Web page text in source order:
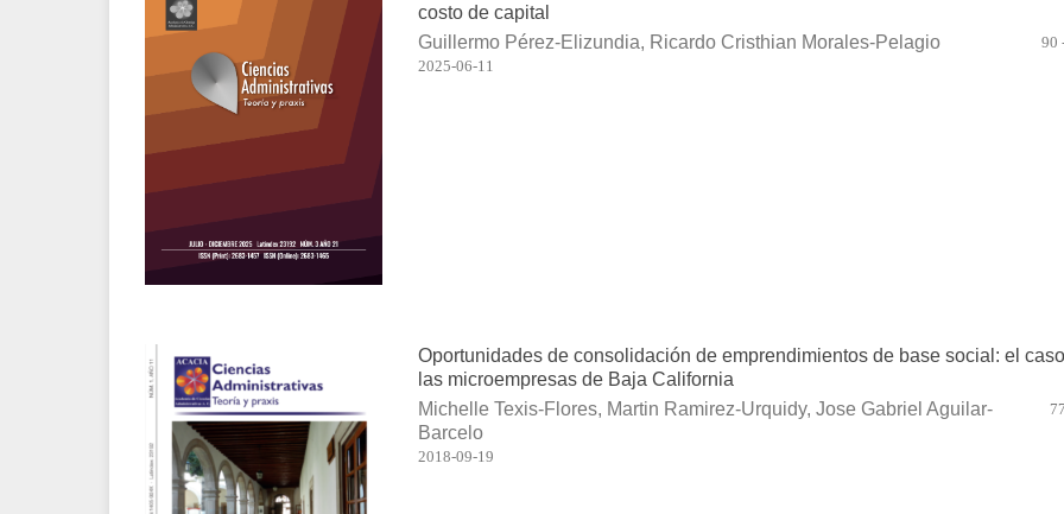
costo de capital
Guillermo Pérez-Elizundia, Ricardo Cristhian Morales-Pelagio
90
2025-06-11
Oportunidades de consolidación de emprendimientos de base social: el
las microempresas de Baja California
Michelle Texis-Flores, Martin Ramirez-Urquidy, Jose Gabriel Aguilar-
Barcelo
2018-09-19